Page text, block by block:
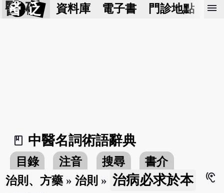
醫 砭 資料庫 電子書 門診地點 預
menu
book_2
中醫名詞術語辭典
目錄 注音 搜尋
書介
治則、方藥 »治則 » 治病必求於本
hearing